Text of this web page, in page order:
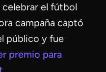
el fútbol
campaña captó
público y fue
premio para